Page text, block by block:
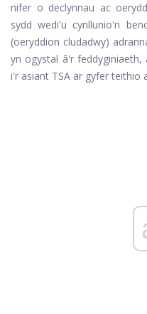
nifer o declynnau ac
sydd wedi'u cynllunio'n
(oeryddion cludadwy)
yn ogystal â'r
i'r asiant TSA ar gyfer teithio